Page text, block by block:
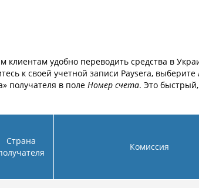
клиентам удобно переводить средства в
к своей учетной записи Paysera, выберите
получателя в поле Номер счета. Это
Страна
Комиссия